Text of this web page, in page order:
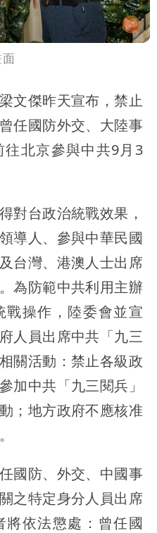
文傑昨天宣布，禁止
任國防外交、大陸事
北京參與中共9月3
對台政治統戰效果，
導人、參與中華民國
台灣、港澳人士出席
為防範中共利用主辦
操作，陸委會並宣
人員出席中共「九三
關活動：禁止各級政
加中共「九三閱兵」
；地方政府不應核准
國防、外交、中國事
之特定身分人員出席
依法懲處：曾任國